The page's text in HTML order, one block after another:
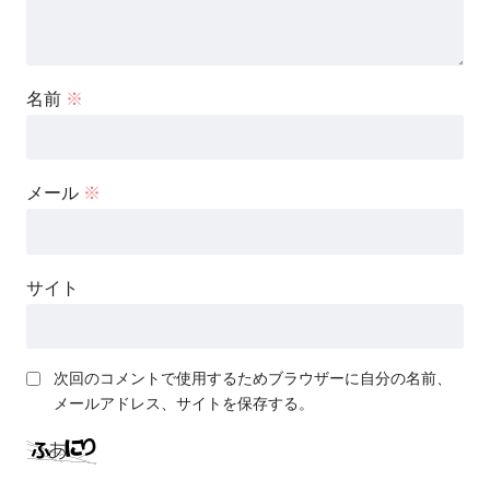
名前 ※
メール ※
サイト
次回のコメントで使用するためブラウザーに自分の名前、
メールアドレス、サイトを保存する。